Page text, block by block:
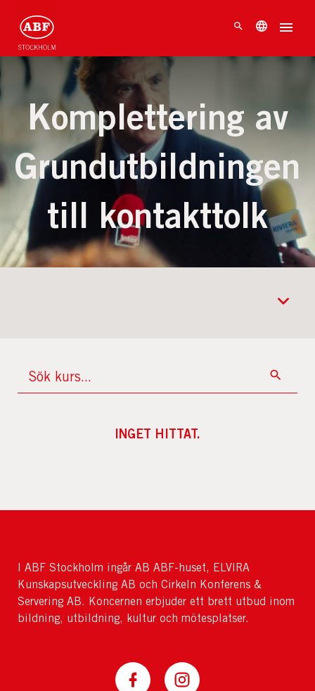
Komplettering av
Grundutbildningen
till kontakttolk
INGET HITTAT.
I ABF Stockholm ingår AB ABF-huset, ELVIRA
Kunskapsutveckling AB och Cirkeln Konferens &
Servering AB. Koncernen erbjuder ett brett utbud inom
bildning, utbildning, kultur och mötesplatser.